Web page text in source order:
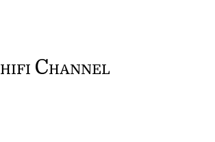
HIFI CHANNEL